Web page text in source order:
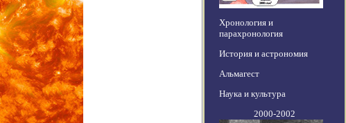
Хронология и
парахронология
История и астрономия
Альмагест
Наука и культура
2000-2002